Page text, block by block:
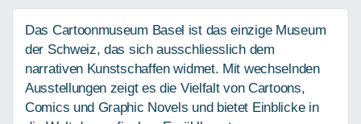
Das Cartoonmuseum Basel ist das einzige Museum
der Schweiz, das sich ausschliesslich dem
narrativen Kunstschaffen widmet. Mit wechselnden
Ausstellungen zeigt es die Vielfalt von Cartoons,
Comics und Graphic Novels und bietet Einblicke in